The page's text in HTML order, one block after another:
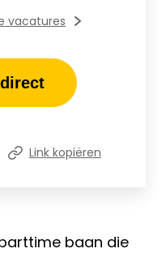
baan die
vacatures
Link kopiëren